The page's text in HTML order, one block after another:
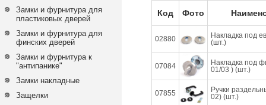
Замки и фурнитура для
пластиковых дверей
Замки и фурнитура для
финских дверей
Замки и фурнитура к
"антипанике"
Замки накладные
Защелки
Код Фото
02880
Накладка под
(шт.)
07084
Накладка под
01/03 ) (шт.)
07855
Ручки
02) (шт.)